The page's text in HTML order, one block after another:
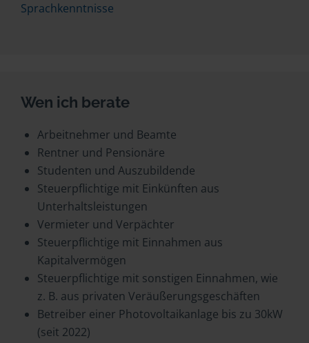
Sprachkenntnisse
Wen ich berate
Arbeitnehmer und Beamte
Rentner und Pensionäre
Studenten und Auszubildende
Steuerpflichtige mit Einkünften aus
Unterhaltsleistungen
Vermieter und Verpächter
Steuerpflichtige mit Einnahmen aus
Kapitalvermögen
Steuerpflichtige mit sonstigen Einnahmen, wie
z. B. aus privaten Veräußerungsgeschäften
Betreiber einer Photovoltaikanlage bis zu 30kW
(seit 2022)